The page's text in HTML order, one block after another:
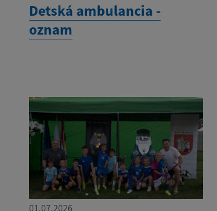
Detská ambulancia -
oznam
01.07.2026